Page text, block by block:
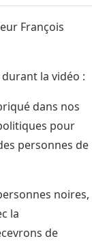
François
durant la vidéo :
dans nos
pour
personnes de
noires,
la
de